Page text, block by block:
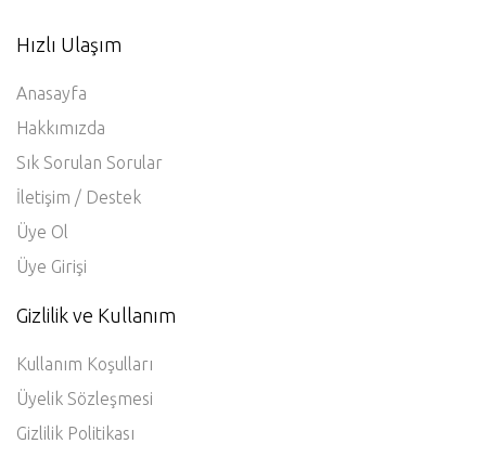
Hızlı Ulaşım
Anasayfa
Hakkımızda
Sık Sorulan Sorular
İletişim / Destek
Üye Ol
Üye Girişi
Gizlilik ve Kullanım
Kullanım Koşulları
Üyelik Sözleşmesi
Gizlilik Politikası